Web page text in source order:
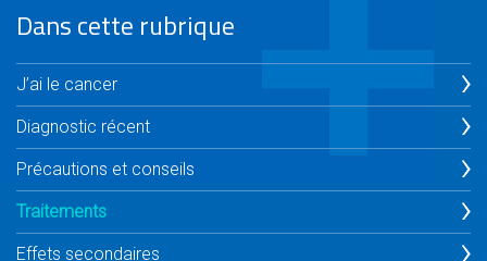
Dans cette rubrique
J’ai le cancer
Diagnostic récent
Précautions et conseils
Traitements
Effets secondaires